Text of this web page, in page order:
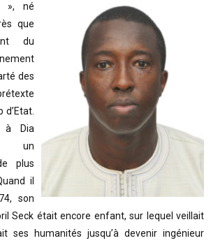
», né
que
du
des
d’Etat.
à Dia
un
plus
il
son
Seck était encore enfant, sur lequel veillait
ses humanités jusqu’à devenir ingénieur